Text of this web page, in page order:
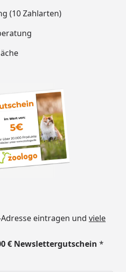
(10 Zahlarten)
eintragen und viele
€ Newslettergutschein *